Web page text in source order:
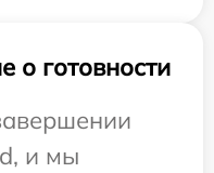
о готовности
и мы